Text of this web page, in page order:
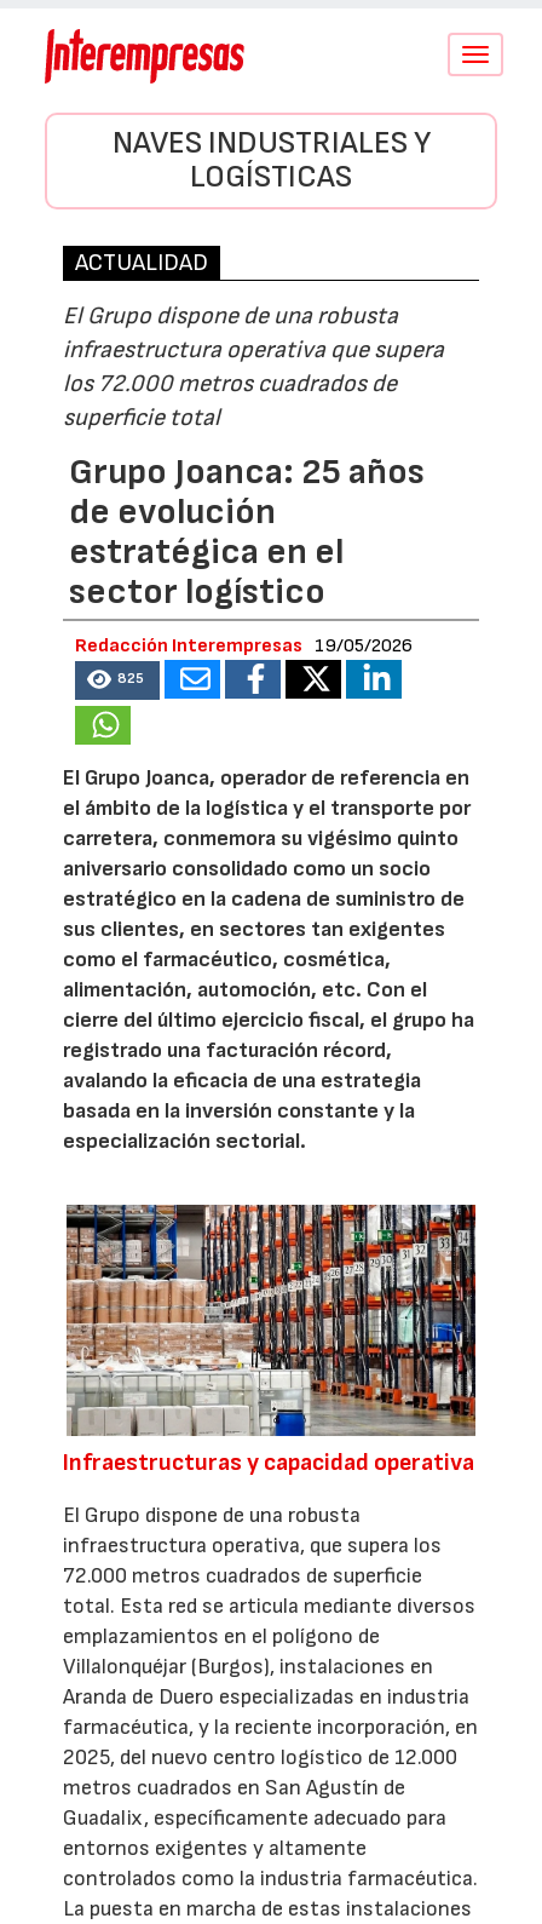
Conmutar
NAVES INDUSTRIALES Y
LOGÍSTICAS
ACTUALIDAD
El Grupo dispone de una robusta
infraestructura operativa que supera
los 72.000 metros cuadrados de
superficie total
Grupo Joanca: 25 años
de evolución
estratégica en el
sector logístico
Redacción Interempresas 19/05/2026
825
El Grupo Joanca, operador de referencia en
el ámbito de la logística y el transporte por
carretera, conmemora su vigésimo quinto
aniversario consolidado como un socio
estratégico en la cadena de suministro de
sus clientes, en sectores tan exigentes
como el farmacéutico, cosmética,
alimentación, automoción, etc. Con el
cierre del último ejercicio fiscal, el grupo ha
registrado una facturación récord,
avalando la eficacia de una estrategia
basada en la inversión constante y la
especialización sectorial.
Infraestructuras y capacidad operativa
El Grupo dispone de una robusta
infraestructura operativa, que supera los
72.000 metros cuadrados de superficie
total. Esta red se articula mediante diversos
emplazamientos en el polígono de
Villalonquéjar (Burgos), instalaciones en
Aranda de Duero especializadas en industria
farmacéutica, y la reciente incorporación, en
2025, del nuevo centro logístico de 12.000
metros cuadrados en San Agustín de
Guadalix, específicamente adecuado para
entornos exigentes y altamente
controlados como la industria farmacéutica.
La puesta en marcha de estas instalaciones